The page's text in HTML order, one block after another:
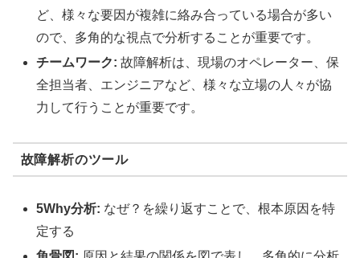
ど、様々な要因が複雑に絡み合っている場合が多い
ので、多角的な視点で分析することが重要です。
チームワーク: 故障解析は、現場のオペレーター、保
全担当者、エンジニアなど、様々な立場の人々が協
力して行うことが重要です。
故障解析のツール
5Why分析: なぜ？を繰り返すことで、根本原因を特
定する